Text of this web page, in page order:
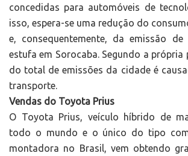
concedidas para automóveis de
isso, espera-se uma redução do
e, consequentemente, da emissão
estufa em Sorocaba. Segundo a própria
do total de emissões da cidade é
transporte.
Vendas do Toyota Prius
O Toyota Prius, veículo híbrido de
todo o mundo e o único do tipo
montadora no Brasil, vem obtendo